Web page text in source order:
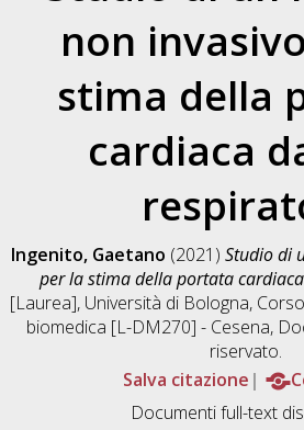
non
stima della
cardiaca
Ingenito, Gaetano (2021)Studio di
per la stima della portata
[Laurea], Università di Bologna,
biomedica [L-DM270] - Cesena,
riservato.
Salva citazione
Documenti full-text